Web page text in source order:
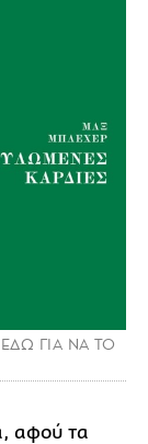
ΓΙΑ ΝΑ ΤΟ
αφού τα